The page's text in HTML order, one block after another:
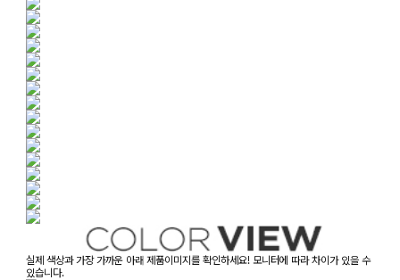
실제 색상과 가장 가까운 아래 제품이미지를 확인하세요! 모니터에 따라 차이가 있을 수
있습니다.